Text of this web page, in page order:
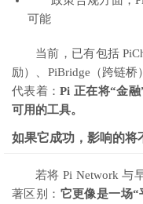
可能
当前，已有包括
励）、PiBridge（跨链
代表着：Pi 正在将“金
可用的工具。
如果它成功，影响的将
若将 Pi Network 与
著区别： 它更像是一场“